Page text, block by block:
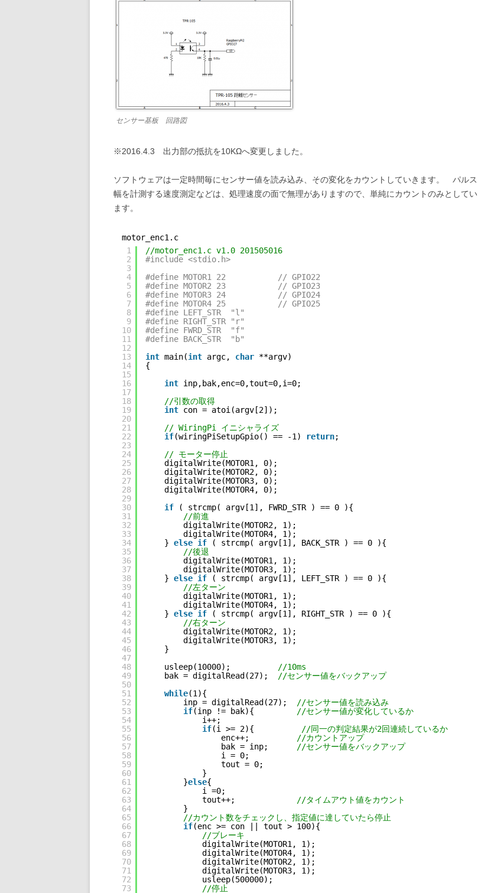
センサー基板 回路図
※2016.4.3 出力部の抵抗を10KΩへ変更しました。
ソフトウェアは一定時間毎にセンサー値を読み込み、その変化をカウントしていきます。 パルス
幅を計測する速度測定などは、処理速度の面で無理がありますので、単純にカウントのみとしてい
ます。
motor_enc1.c
1
2
3
4
5
6
7
8
9
10
11
12
13
14
15
16
17
18
19
20
21
22
23
24
25
26
27
28
29
30
31
32
33
34
35
36
37
38
39
40
41
42
43
44
45
46
47
48
49
50
51
52
53
54
55
56
57
58
59
60
61
62
63
64
65
66
67
68
69
70
71
72
73
//motor_enc1.c v1.0 201505016
#include <stdio.h>
#define MOTOR1 22           // GPIO22
#define MOTOR2 23           // GPIO23
#define MOTOR3 24           // GPIO24
#define MOTOR4 25           // GPIO25
#define LEFT_STR  "l"
#define RIGHT_STR "r"
#define FWRD_STR  "f"
#define BACK_STR  "b"
int main(int argc, char **argv)
{
int inp,bak,enc=0,tout=0,i=0;
//引数の取得
int con = atoi(argv[2]);
// WiringPi イニシャライズ
if(wiringPiSetupGpio() == -1) return;
// モーター停止
digitalWrite(MOTOR1, 0);
digitalWrite(MOTOR2, 0);
digitalWrite(MOTOR3, 0);
digitalWrite(MOTOR4, 0);
if
( strcmp( argv[1], FWRD_STR ) == 0 ){
//前進
digitalWrite(MOTOR2, 1);
digitalWrite(MOTOR4, 1);
} else if
( strcmp( argv[1], BACK_STR ) == 0 ){
//後退
digitalWrite(MOTOR1, 1);
digitalWrite(MOTOR3, 1);
} else if
( strcmp( argv[1], LEFT_STR ) == 0 ){
//左ターン
digitalWrite(MOTOR1, 1);
digitalWrite(MOTOR4, 1);
} else if
( strcmp( argv[1], RIGHT_STR ) == 0 ){
//右ターン
digitalWrite(MOTOR2, 1);
digitalWrite(MOTOR3, 1);
}
usleep(10000);
//10ms
bak = digitalRead(27);
//センサー値をバックアップ
while(1){
inp = digitalRead(27);
//センサー値を読み込み
if(inp != bak){
//センサー値が変化しているか
i++;
if(i >= 2){
//同一の判定結果が2回連続しているか
enc++;
//カウントアップ
bak = inp;
//センサー値をバックアップ
i = 0;
tout = 0;
}
}else{
i =0;
tout++;
//タイムアウト値をカウント
}
//カウント数をチェックし、指定値に達していたら停止
if(enc >= con || tout > 100){
//ブレーキ
digitalWrite(MOTOR1, 1);
digitalWrite(MOTOR4, 1);
digitalWrite(MOTOR2, 1);
digitalWrite(MOTOR3, 1);
usleep(500000);
//停止